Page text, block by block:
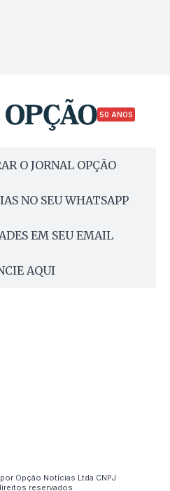
50 ANOS
O JORNAL OPÇÃO
NO SEU WHATSAPP
EM SEU EMAIL
AQUI
Opção Notícias Ltda CNPJ
reservados.